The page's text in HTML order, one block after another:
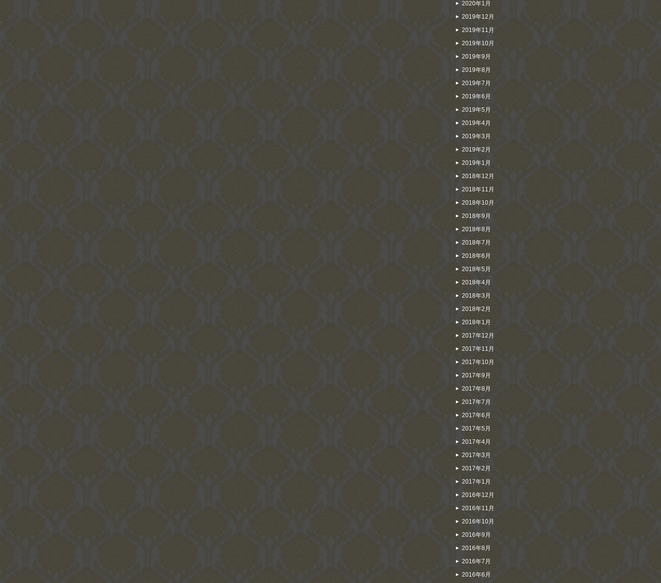
2020年1月
2019年12月
2019年11月
2019年10月
2019年9月
2019年8月
2019年7月
2019年6月
2019年5月
2019年4月
2019年3月
2019年2月
2019年1月
2018年12月
2018年11月
2018年10月
2018年9月
2018年8月
2018年7月
2018年6月
2018年5月
2018年4月
2018年3月
2018年2月
2018年1月
2017年12月
2017年11月
2017年10月
2017年9月
2017年8月
2017年7月
2017年6月
2017年5月
2017年4月
2017年3月
2017年2月
2017年1月
2016年12月
2016年11月
2016年10月
2016年9月
2016年8月
2016年7月
2016年6月